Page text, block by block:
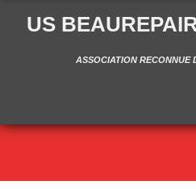
US
ASSOCIATION RECONNUE